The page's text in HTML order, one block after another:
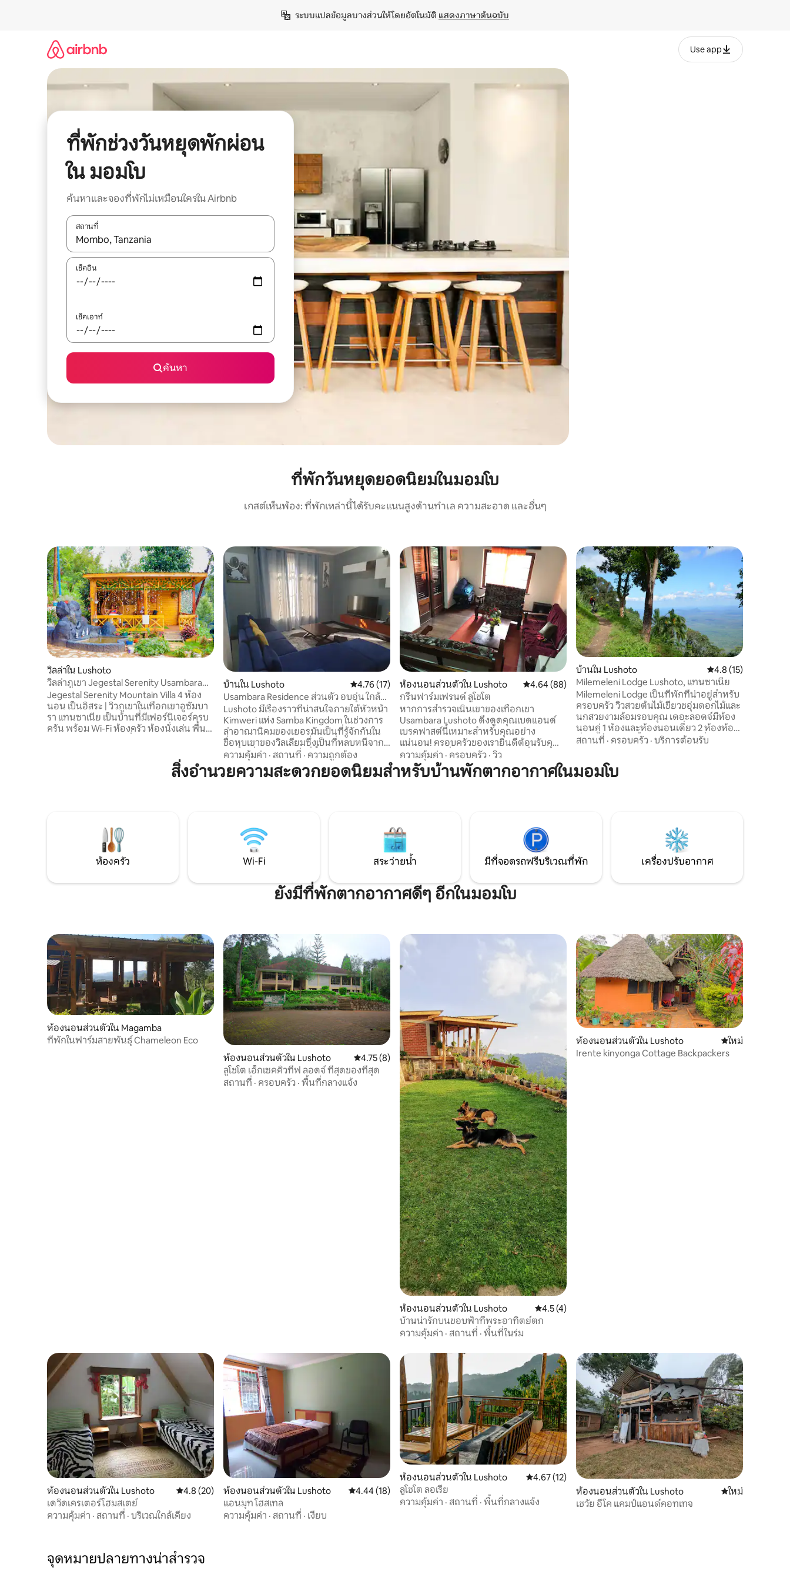
ระบบแปลข้อมูลบางส่วนให้โดยอัตโนมัติ แสดงภาษาต้นฉบับ
Use app
ที่พักช่วงวันหยุดพักผ่อน
ใน มอมโบ
ค้นหาและจองที่พักไม่เหมือนใครใน Airbnb
สถานที่
ใช้ลูกศรขึ้นลง หรือใช้การสัมผัสหรือปัด เพื่อสำรวจผลการค้นหา
เช็คอิน
เช็คเอาท์
ค้นหา
ที่พักวันหยุดยอดนิยมในมอมโบ
เกสต์เห็นพ้อง: ที่พักเหล่านี้ได้รับคะแนนสูงด้านทำเล ความสะอาด และอื่นๆ
วิลล่าใน Lushoto
วิลล่าภูเขา Jegestal Serenity Usambara
Retreat
Jegestal Serenity Mountain Villa 4 ห้อง
นอน เป็นอิสระ | วิวภูเขาในเทือกเขาอูซัมบา
รา แทนซาเนีย เป็นบ้านที่มีเฟอร์นิเจอร์ครบ
ครัน พร้อม Wi-Fi ห้องครัว ห้องนั่งเล่น พื้นที่
ครอบครัว กลุ่ม คู่รัก และคนรักธรรมชาติ
ที่พัก Airbnb ในลูโชโตที่เหมาะสำหรับการ
เยี่ยมชม @jegestalserenity
บ้านใน Lushoto คะแนนเฉลี่ย 4.76 จาก 5, 17 รีวิว
4.76 (17)
Usambara Residence ส่วนตัว อบอุ่น ใกล้
ชิดธรรมชาติ
Lushoto มีเรื่องราวที่น่าสนใจภายใต้หัวหน้า
Kimweri แห่ง Samba Kingdom ในช่วงการ
ล่าอาณานิคมของเยอรมันเป็นที่รู้จักกันใน
ชื่อหุบเขาของวิลเลียมซึ่งเป็นที่หลบหนีจาก
Tanga ซึ่งเป็นเมืองท่าที่ชื้นและร้อน บ้าน
หลังนี้ตั้งอยู่ห่างจากเมือง Lushoto ในเทือก
เขา Usambara 3.5 กม. บ้านหลังนี้สร้างขึ้น
ส่วนตัวและเงียบสงบ
ความคุ้มค่า · สถานที่ · ความถูกต้อง
ห้องนอนส่วนตัวใน Lushoto คะแนนเฉลี่ย 4.64 จาก 5, 88 รีวิว
4.64 (88)
กรีนฟาร์มเฟรนด์ ลูโชโต
หากการสำรวจเนินเขาของเทือกเขา
Usambara Lushoto ดึงดูดคุณเบดแอนด์
เบรคฟาสต์นี้เหมาะสำหรับคุณอย่าง
แน่นอน! ครอบครัวของเรายินดีต้อนรับคุณ
อย่างอบอุ่นที่จะเพลิดเพลินไปกับที่พักส่วน
ตัวของเราในสภาพแวดล้อมที่สงบดินและ
ท้องถิ่น Greenfarm Lodges เป็นห้องพักที่
เพลิดเพลินไปกับความสงบสุขของดินแดนที่
สวยงามของเรา!
ความคุ้มค่า · ครอบครัว · วิว
บ้านใน Lushoto คะแนนเฉลี่ย 4.8 จาก
4.8 (15)
Milemeleni Lodge Lushoto, แทนซาเนีย
Milemeleni Lodge เป็นที่พักที่น่าอยู่สำหรับ
ครอบครัว วิวสวยต้นไม้เขียวชอุ่มดอกไม้และ
นกสวยงามล้อมรอบคุณ เดอะลอดจ์มีห้อง
นอนคู่ 1 ห้องและห้องนอนเดี่ยว 2 ห้องห้อง
นั่งเล่นและห้องน้ำ 2 ห้อง ระเบียงที่กว้าง
อาหารจิบชาเพลิดเพลินกับโยคะและดูนก
เรายินดีแนะนำให้คุณรู้จักกับไกด์สำหรับการ
สถานที่ · ครอบครัว · บริการต้อนรับ
สิ่งอำนวยความสะดวกยอดนิยมสำหรับบ้านพักตากอากาศในมอมโบ
ห้องครัว Wi-Fi สระว่ายน้ำ มีที่จอดรถฟรีบริเวณที่พัก เครื่องปรับอากาศ
ยังมีที่พักตากอากาศดีๆ อีกในมอมโบ
ห้องนอนส่วนตัวใน Magamba
ที่พักในฟาร์มสายพันธุ์ Chameleon Eco
ห้องนอนส่วนตัวใน Lushoto
คะแนนเฉลี่ย 4.75 จาก 5, 8 รีวิว
4.75 (8)
ลูโชโต เอ็กเซคคิวทีฟ ลอดจ์ ที่สุดของที่สุด
สถานที่ · ครอบครัว · พื้นที่กลางแจ้ง
ห้องนอนส่วนตัวใน Lushoto คะแนนเฉลี่ย 4.5 จาก 5, 4 รีวิว
4.5 (4)
บ้านน่ารักบนขอบฟ้าที่พระอาทิตย์ตก
ความคุ้มค่า · สถานที่ · พื้นที่ในร่ม
ห้องนอนส่วนตัวใน Lushoto ที่พักใหม่
ใหม่
Irente kinyonga Cottage Backpackers
ห้องนอนส่วนตัวใน Lushoto คะแนนเฉลี่ย 4.8 จาก 5, 20 รีวิว
4.8 (20)
เดวิดเครเตอร์โฮมสเตย์
ความคุ้มค่า · สถานที่ · บริเวณใกล้เคียง
ห้องนอนส่วนตัวใน Lushoto คะแนนเฉลี่ย 4.44 จาก 5, 18 รีวิว
4.44 (18)
แอนมุท โฮสเทล
ความคุ้มค่า · สถานที่ · เงียบ
ห้องนอนส่วนตัวใน Lushoto คะแนนเฉลี่ย 4.67 จาก 5, 12 รีวิว
4.67 (12)
ลูโชโต ลอเรีย
ความคุ้มค่า · สถานที่ · พื้นที่กลางแจ้ง
ห้องนอนส่วนตัวใน Lushoto ที่พักใหม่
ใหม่
เชวัย อีโค แคมป์แอนด์คอทเทจ
จุดหมายปลายทางน่าสำรวจ